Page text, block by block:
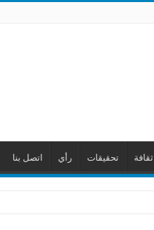
ثقافة تحقيقات رأي اتصل بنا